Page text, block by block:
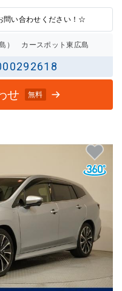
問い合わせください！☆
） カースポット東広島
せ 無料